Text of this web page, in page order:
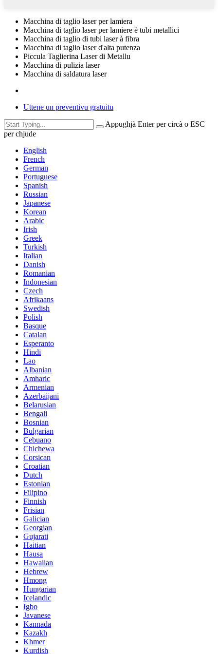
Macchina di taglio laser per lamiera
Macchina di taglio laser per lamiere è tubi metallici
Macchina di taglio di tubi laser à fibra
Macchina di taglio laser d'alta putenza
Piccula Taglierina Laser di Metallu
Macchina di pulizia laser
Macchina di saldatura laser
Uttene un preventivu gratuitu
Appughjà Enter per circà o ESC
per chjude
English
French
German
Portuguese
Spanish
Russian
Japanese
Korean
Arabic
Irish
Greek
Turkish
Italian
Danish
Romanian
Indonesian
Czech
Afrikaans
Swedish
Polish
Basque
Catalan
Esperanto
Hindi
Lao
Albanian
Amharic
Armenian
Azerbaijani
Belarusian
Bengali
Bosnian
Bulgarian
Cebuano
Chichewa
Corsican
Croatian
Dutch
Estonian
Filipino
Finnish
Frisian
Galician
Georgian
Gujarati
Haitian
Hausa
Hawaiian
Hebrew
Hmong
Hungarian
Icelandic
Igbo
Javanese
Kannada
Kazakh
Khmer
Kurdish